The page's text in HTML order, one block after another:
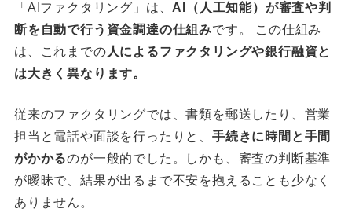
「AIファクタリング」は、AI（人工知能）が審査や判
断を自動で行う資金調達の仕組みです。 この仕組み
は、これまでの人によるファクタリングや銀行融資と
は大きく異なります。
従来のファクタリングでは、書類を郵送したり、営業
担当と電話や面談を行ったりと、 手続きに時間と手間
がかかるのが一般的でした。しかも、審査の判断基準
が曖昧で、結果が出るまで不安を抱えることも少なく
ありません。